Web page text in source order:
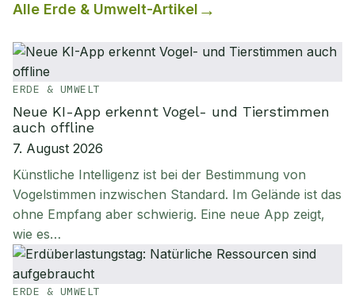
Alle Erde & Umwelt-Artikel
ERDE & UMWELT
Neue KI-App erkennt Vogel- und Tierstimmen
auch offline
7. August 2026
Künstliche Intelligenz ist bei der Bestimmung von
Vogelstimmen inzwischen Standard. Im Gelände ist das
ohne Empfang aber schwierig. Eine neue App zeigt,
wie es…
ERDE & UMWELT